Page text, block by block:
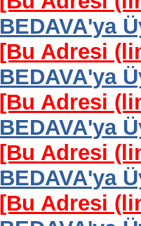
BEDAVA'ya
[Bu Adresi
BEDAVA'ya
[Bu Adresi
BEDAVA'ya
[Bu Adresi
BEDAVA'ya
[Bu Adresi